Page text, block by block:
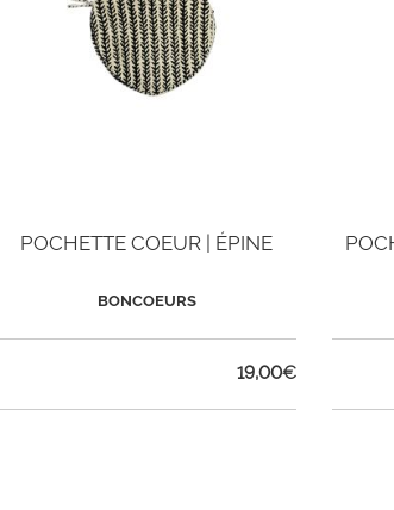
POCHETTE COEUR | ÉPINE
BONCOEURS
19,00€